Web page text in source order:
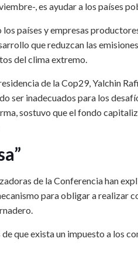
, es ayudar a los países
países y empresas
que reduzcan las
del clima extremo.
de la Cop29, Yalchin
ser inadecuados para los
sostuvo que el fondo
de la Conferencia han
para obligar a realizar
que exista un impuesto a los